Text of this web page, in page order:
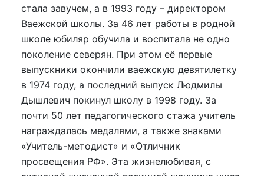
стала завучем, а в 1993 году – директором
Ваежской школы. За 46 лет работы в родной
школе юбиляр обучила и воспитала не одно
поколение северян. При этом её первые
выпускники окончили ваежскую девятилетку
в 1974 году, а последний выпуск Людмилы
Дышлевич покинул школу в 1998 году. За
почти 50 лет педагогического стажа учитель
награждалась медалями, а также знаками
«Учитель-методист» и «Отличник
просвещения РФ». Эта жизнелюбивая, с